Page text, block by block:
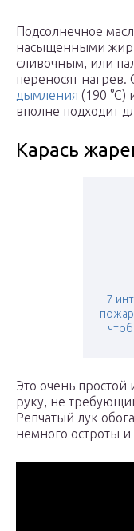
Подсолнечное
насыщенными
сливочным, или
переносят нагрев.
дымления (190
вполне подходит
Карась
7
Это очень
руку, не
Репчатый лук
немного остроты и